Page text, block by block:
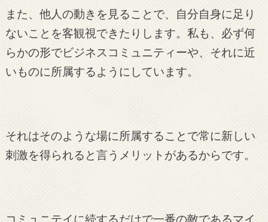
また、他人の動きを見ることで、自分自身に足り
ないことを客観視できたりします。私も、必ず何
らかの形でビジネスコミュニティーや、それに近
いものに所属するようにしています。
それはそのような場に所属することで常に新しい
刺激を得られると言うメリットがあるからです。
コミュニテイに続するだけで一番の敵であるマイ